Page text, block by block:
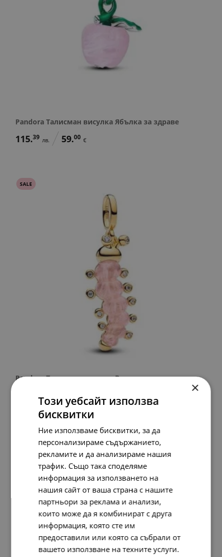
Pandora Талисман висулка Ябълка за здраве
115.39 лв. 59.00 €
SALE
Pandora Талисман висулка Всяка стъпка си струва
лв. лв.
×
Този уебсайт използва
бисквитки
Ние използваме бисквитки, за да
персонализираме съдържанието,
рекламите и да анализираме нашия
трафик. Също така споделяме
информация за използването на
нашия сайт от ваша страна с нашите
партньори за реклама и анализи,
които може да я комбинират с друга
информация, която сте им
предоставили или която са събрали от
вашето използване на техните услуги.